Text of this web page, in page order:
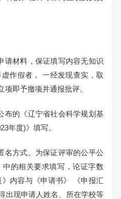
请材料，保证填写内容无知识
作假者， 一经发现查实，取
即予撤项并通报批评。
布的《辽宁省社会科学规划基
年度)》填写。
名方式。为保证评审的公平公
的相关要求填写，论证字数
内容与《申请书》 《申报汇
出现申请人姓名、所在学校等